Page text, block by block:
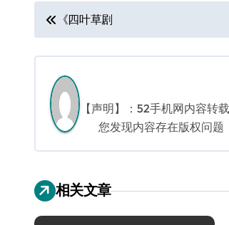
文
章
导
航
《四叶草剧
【声明】：52手机网内容转
您发现内容存在版权问题
相关文章